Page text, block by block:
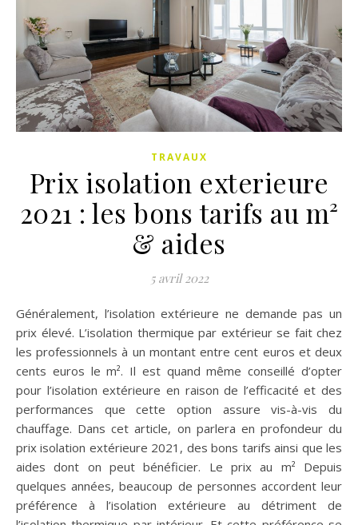
TRAVAUX
Prix isolation exterieure
2021 : les bons tarifs au m²
& aides
5 avril 2022
Généralement, l’isolation extérieure ne demande pas un
prix élevé. L’isolation thermique par extérieur se fait chez
les professionnels à un montant entre cent euros et deux
cents euros le m². Il est quand même conseillé d’opter
pour l’isolation extérieure en raison de l’efficacité et des
performances que cette option assure vis-à-vis du
chauffage. Dans cet article, on parlera en profondeur du
prix isolation extérieure 2021, des bons tarifs ainsi que les
aides dont on peut bénéficier. Le prix au m² Depuis
quelques années, beaucoup de personnes accordent leur
préférence à l’isolation extérieure au détriment de